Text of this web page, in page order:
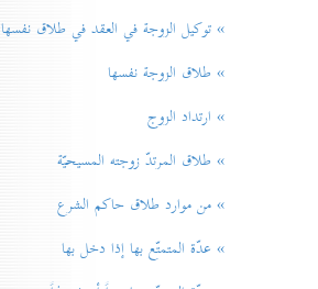
» توكيل الزوجة في العقد في طلاق نفسها
» طلاق الزوجة نفسها
» ارتداد الزوج
» طلاق المرتدّ زوجته المسيحيّة
» من موارد طلاق حاكم الشرع
» عدّة المتمتّع بها إذا دخل بها